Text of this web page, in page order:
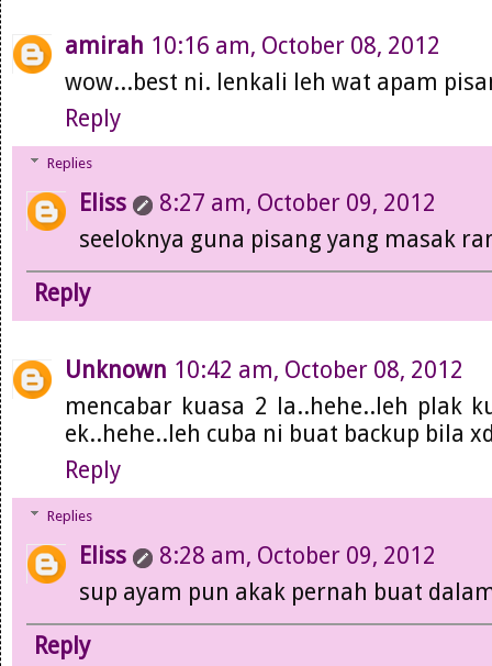
amirah 10:16 am, October 08, 2012
wow...best ni. lenkali leh wat apam
Reply
Replies
Eliss
8:27 am, October 09, 2012
seeloknya guna pisang yang masak
Reply
Unknown 10:42 am, October 08, 2012
mencabar kuasa 2 la..hehe..leh plak
ek..hehe..leh cuba ni buat backup bila
Reply
Replies
Eliss
8:28 am, October 09, 2012
sup ayam pun akak pernah buat
Reply